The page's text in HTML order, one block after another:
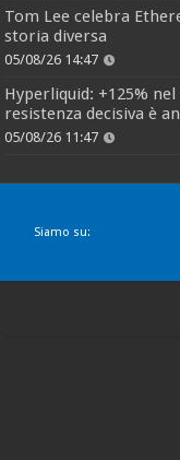
Tom Lee celebra
storia diversa
05/08/26 14:47
Hyperliquid: +125%
resistenza decisiva è
05/08/26 11:47
Siamo su: